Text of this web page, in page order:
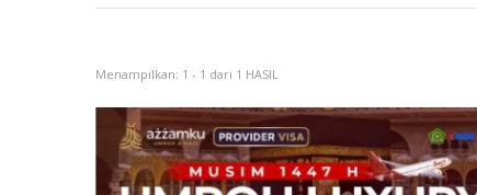
Menampilkan: 1 - 1 dari 1 HASIL